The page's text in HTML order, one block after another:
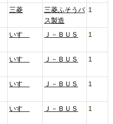
三菱
三菱ふそうバ
ス製造
1
いすゞ Ｊ－ＢＵＳ 1
いすゞ Ｊ－ＢＵＳ 1
いすゞ Ｊ－ＢＵＳ 1
いすゞ Ｊ－ＢＵＳ 1